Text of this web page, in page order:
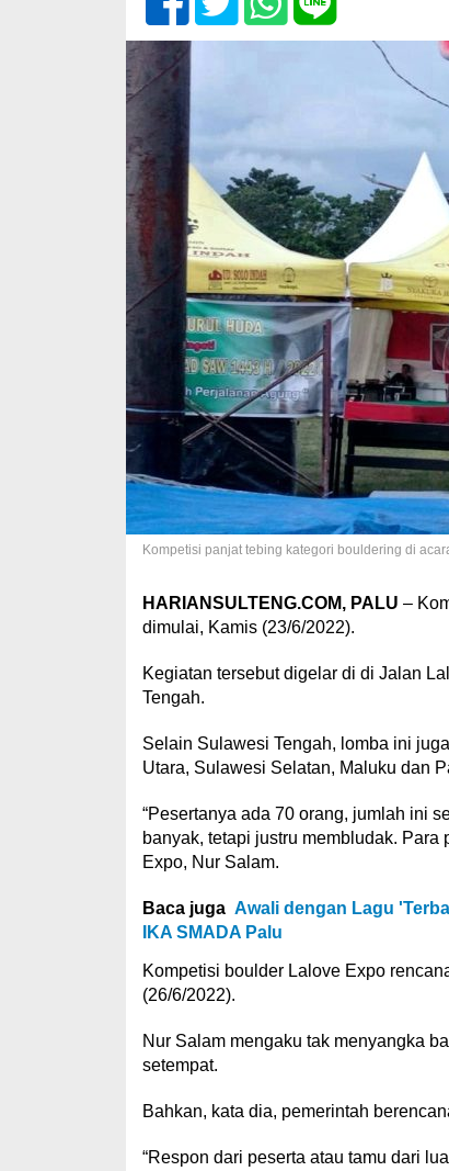
Kompetisi panjat tebing kategori bouldering di
HARIANSULTENG.COM, PALU –
dimulai, Kamis (23/6/2022).
Kegiatan tersebut digelar di di Jalan
Tengah.
Selain Sulawesi Tengah, lomba ini
Utara, Sulawesi Selatan, Maluku dan
“Pesertanya ada 70 orang, jumlah ini
banyak, tetapi justru membludak.
Expo, Nur Salam.
Baca juga Awali dengan Lagu
IKA SMADA Palu
Kompetisi boulder Lalove Expo
(26/6/2022).
Nur Salam mengaku tak menyangka
setempat.
Bahkan, kata dia, pemerintah
“Respon dari peserta atau tamu dari